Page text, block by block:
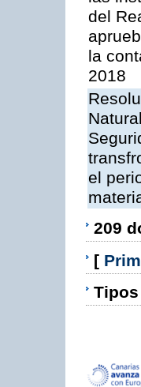
del
la
2018
el
209
[